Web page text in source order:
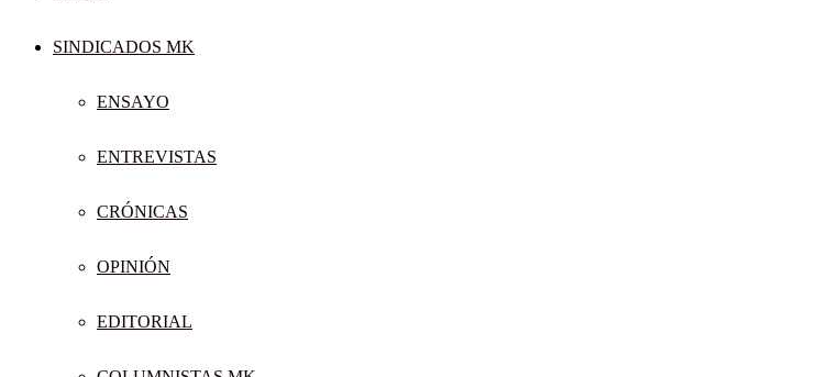
SINDICADOS MK
ENSAYO
ENTREVISTAS
CRÓNICAS
OPINIÓN
EDITORIAL